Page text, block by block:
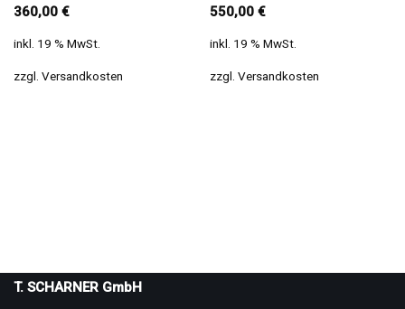
360,00 €
inkl. 19 % MwSt.
zzgl. Versandkosten
550,00€
inkl. 19 % MwSt.
zzgl.Versandkosten
T. SCHARNER GmbH